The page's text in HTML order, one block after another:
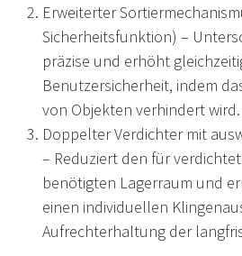
Erweiterter
Sicherheitsfunktion) –
präzise und erhöht
Benutzersicherheit, indem
von Objekten verhindert wird.
Doppelter Verdichter mit
– Reduziert den für
benötigten Lagerraum und
einen individuellen
Aufrechterhaltung der